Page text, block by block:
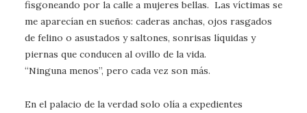
fisgoneando por la calle a mujeres bellas. Las víctimas se
me aparecían en sueños: caderas anchas, ojos rasgados
de felino o asustados y saltones, sonrisas líquidas y
piernas que conducen al ovillo de la vida.
“Ninguna menos”, pero cada vez son más.
En el palacio de la verdad solo olía a expedientes